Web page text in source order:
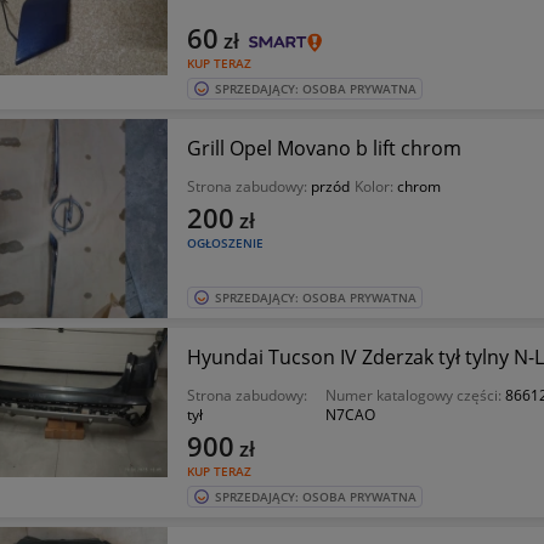
KUP TERAZ
60 zł
SPRZEDAJĄCY: OSOBA PRYWATNA
Grill Opel Movano b lift chrom
Strona zabudowy: przód Kolor: chrom
OGŁOSZENIE
200 zł
SPRZEDAJĄCY: OSOBA PRYWATNA
Hyundai Tucson IV Zderzak tył tylny N-
Strona zabudowy:
tył
Numer katalogowy części:
N7CAO
KUP TERAZ
900 zł
SPRZEDAJĄCY: OSOBA PRYWATNA